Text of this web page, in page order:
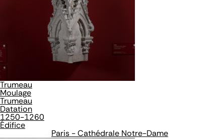
Trumeau
Moulage
Trumeau
Datation
1250-1260
Édifice
Paris - Cathédrale Notre-Dame